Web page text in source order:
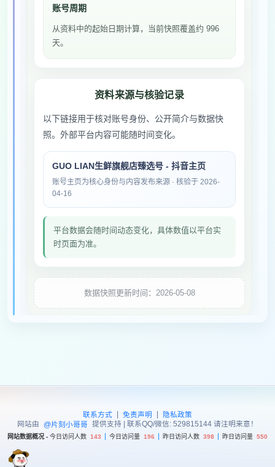
账号周期
从资料中的起始日期计算，当前快照覆盖约 996
天。
资料来源与核验记录
以下链接用于核对账号身份、公开简介与数据快
照。外部平台内容可能随时间变化。
GUO LIAN生鲜旗舰店臻选号 - 抖音主页
账号主页为核心身份与内容发布来源 · 核验于 2026-
04-16
平台数据会随时间动态变化，具体数值以平台实
时页面为准。
数据快照更新时间：2026-05-08
联系方式 | 免责声明 |
隐私政策
网站由
@片刻小哥哥 提供支持 | 联系QQ/微信: 529815144 请注明来意！
网站数据概况 - 今日访问人数 143 今日访问量 196 昨日访问人数 398 昨日访问量 550